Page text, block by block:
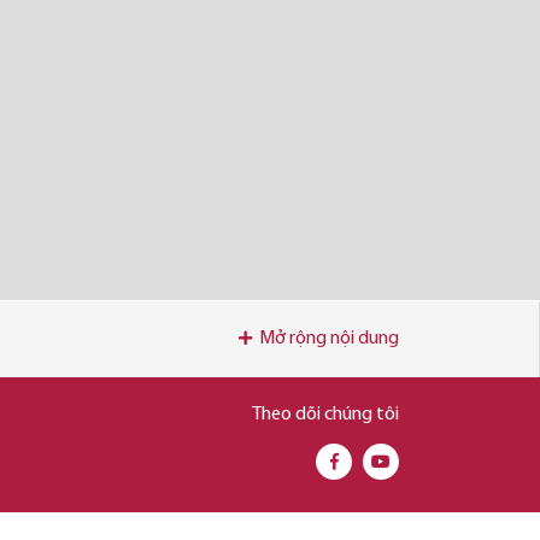
Mở rộng nội dung
Theo dõi chúng tôi